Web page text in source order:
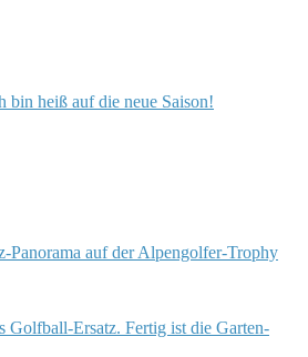
bin heiß auf die neue Saison!
Panorama auf der Alpengolfer-Trophy